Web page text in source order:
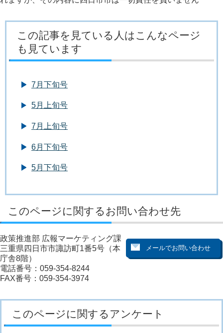
この記事を見ている人はこんなページ
も見ています
7月下旬号
5月上旬号
7月上旬号
6月下旬号
5月下旬号
このページに関するお問い合わせ先
政策推進部 広報マーケティング課
三重県四日市市諏訪町1番5号（本
庁舎8階）
電話番号：059-354-8244
FAX番号：059-354-3974
このページに関するアンケート